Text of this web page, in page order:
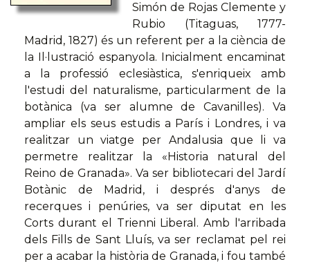
Simón de Rojas Clemente y
Rubio (Titaguas, 1777-
Madrid, 1827) és un referent per a la ciència de
la Il·lustració espanyola. Inicialment encaminat
a la professió eclesiàstica, s'enriqueix amb
l'estudi del naturalisme, particularment de la
botànica (va ser alumne de Cavanilles). Va
ampliar els seus estudis a París i Londres, i va
realitzar un viatge per Andalusia que li va
permetre realitzar la «Historia natural del
Reino de Granada». Va ser bibliotecari del Jardí
Botànic de Madrid, i després d'anys de
recerques i penúries, va ser diputat en les
Corts durant el Trienni Liberal. Amb l'arribada
dels Fills de Sant Lluís, va ser reclamat pel rei
per a acabar la història de Granada, i fou també